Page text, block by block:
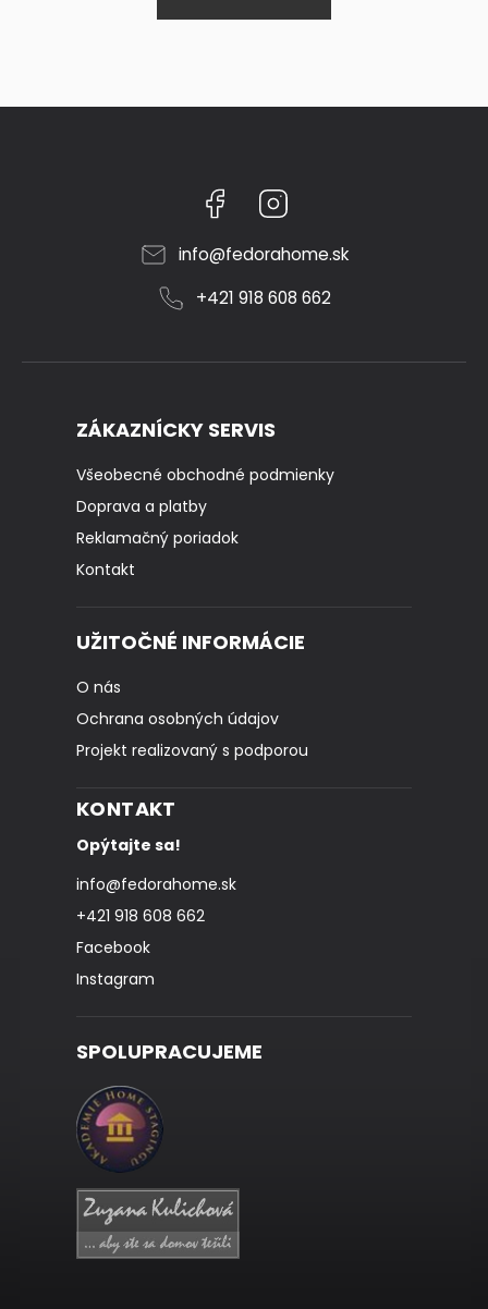
Facebook
info@fedorahome.sk
+421 918 608 662
ZÁKAZNÍCKY SERVIS
Všeobecné obchodné podmienky
Doprava a platby
Reklamačný poriadok
Kontakt
UŽITOČNÉ INFORMÁCIE
O nás
Ochrana osobných údajov
Projekt realizovaný s podporou
KONTAKT
Opýtajte sa!
info@fedorahome.sk
+421 918 608 662
Facebook
Instagram
SPOLUPRACUJEME